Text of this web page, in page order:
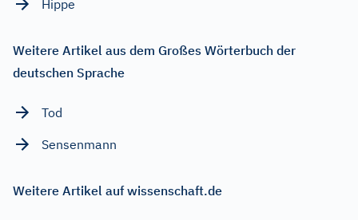
Hippe
Weitere Artikel aus dem Großes Wörterbuch der
deutschen Sprache
Tod
Sensenmann
Weitere Artikel auf wissenschaft.de